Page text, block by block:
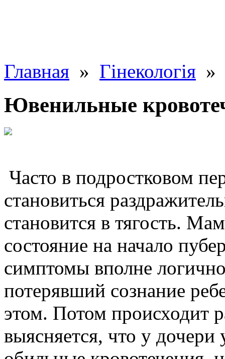
Главная » Гінекологія »
Ювенильные
Часто в подростковом
становиться
становится в тягость.
состояние на начало
симптомы вполне
потерявший сознание
этом. Потом происходит
выясняется, что у